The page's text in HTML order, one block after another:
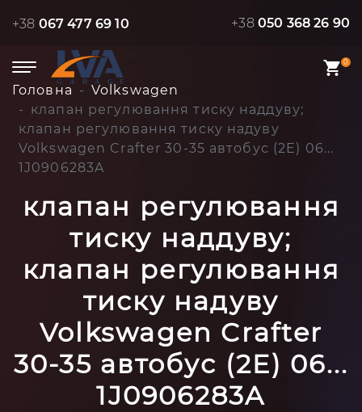
+38 067 477 69 10 +38 050 368 26 90
0
Головна
Volkswagen
клапан регулювання тиску наддуву;
клапан регулювання тиску надуву
Volkswagen Crafter 30-35 автобус (2E) 06...
1J0906283A
клапан регулювання
тиску наддуву;
клапан регулювання
тиску надуву
Volkswagen Crafter
30-35 автобус (2E) 06...
1J0906283A